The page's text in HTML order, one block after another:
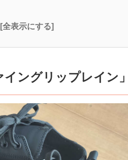
[全表示にする]
ングリップレイン」